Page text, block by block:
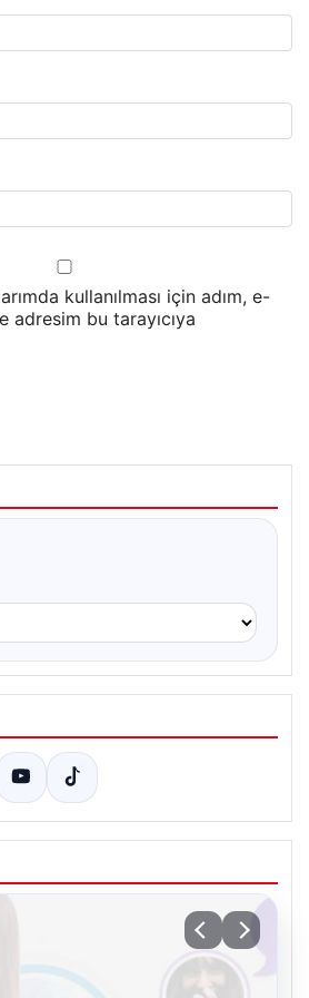
kullanılması için adım, e-
adresim bu tarayıcıya